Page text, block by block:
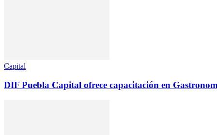
Capital
DIF Puebla Capital ofrece capacitación en